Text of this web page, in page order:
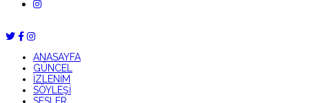
ANASAYFA
GÜNCEL
İZLENİM
SÖYLEŞİ